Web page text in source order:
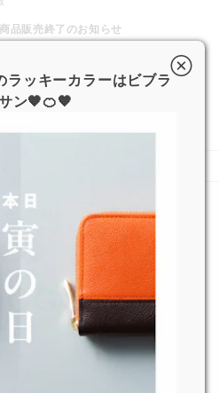
品販売終了のお知らせ
ラッキーカラーはビブラ
ン🧡🍊🧡